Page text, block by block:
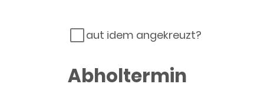
aut idem angekreuzt?
Abholtermin